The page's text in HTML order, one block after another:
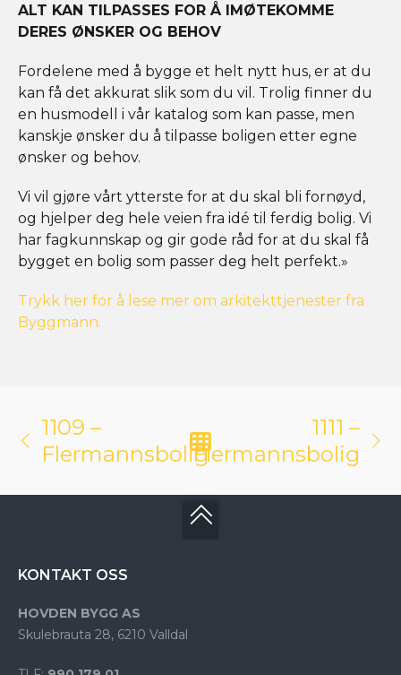
ALT KAN TILPASSES FOR Å IMØTEKOMME
DERES ØNSKER OG BEHOV
Fordelene med å bygge et helt nytt hus, er at du
kan få det akkurat slik som du vil. Trolig finner du
en husmodell i vår katalog som kan passe, men
kanskje ønsker du å tilpasse boligen etter egne
ønsker og behov.
Vi vil gjøre vårt ytterste for at du skal bli fornøyd,
og hjelper deg hele veien fra idé til ferdig bolig. Vi
har fagkunnskap og gir gode råd for at du skal få
bygget en bolig som passer deg helt perfekt.»
Trykk her for å lese mer om arkitekttjenester fra
Byggmann.
1109 –
Flermannsbolig
1111 –
Flermannsbolig
KONTAKT OSS
HOVDEN BYGG AS
Skulebrauta 28, 6210 Valldal